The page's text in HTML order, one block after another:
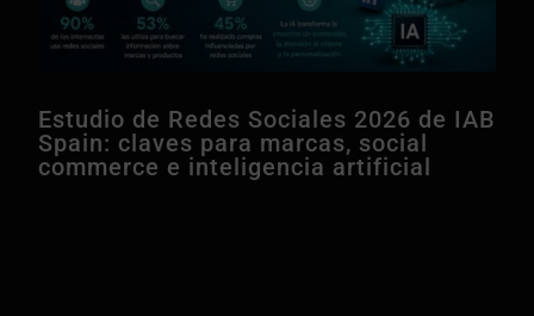
Estudio de Redes Sociales 2026 de IAB
Spain: claves para marcas, social
commerce e inteligencia artificial